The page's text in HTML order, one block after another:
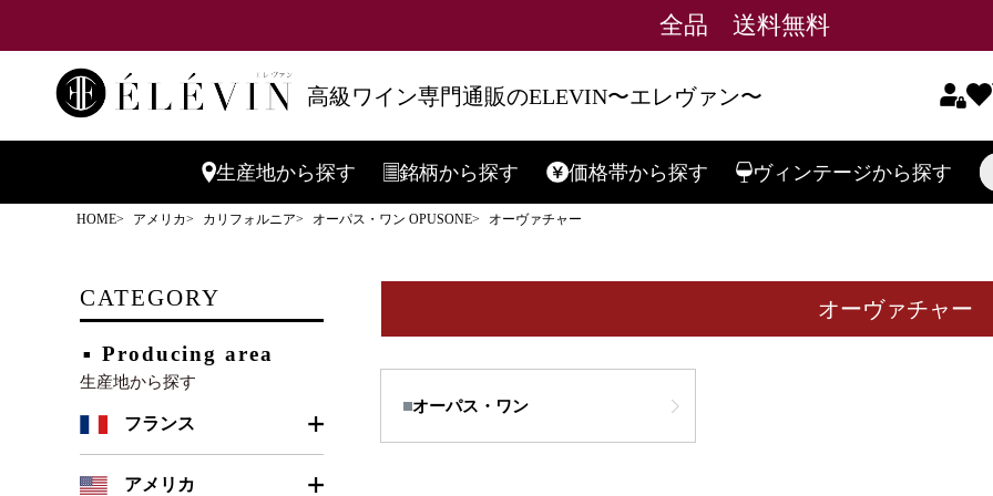
全品 送料無料
高級ワイン専門通販のELEVIN〜エレヴァン〜
生産地から探す 銘柄から探す 価格帯から探す ヴィンテージから探す
検索
HOME アメリカ カリフォルニア オーパス・ワン OPUSONE オーヴァチャー
CATEGORY
Producing area
生産地から探す
フランス
ボルドー
アメリカ
オーヴァチャー
オーパス・ワン
予約商品